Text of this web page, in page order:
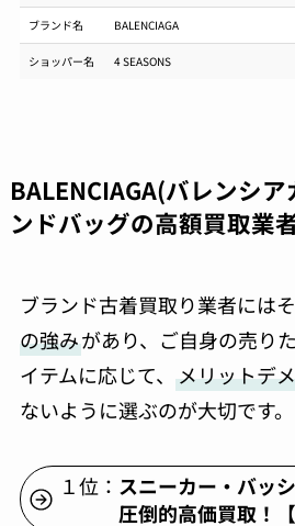
ブランド名 BALENCIAGA
ショッパー名 4 SEASONS
BALENCIAGA(バレンシ
ンドバッグの高額買取業
ブランド古着買取り業者には
の強みがあり、ご自身の売り
イテムに応じて、 メリットデ
ないように選ぶのが大切です。
１位： スニーカー・バッ
圧倒的高価買取！【